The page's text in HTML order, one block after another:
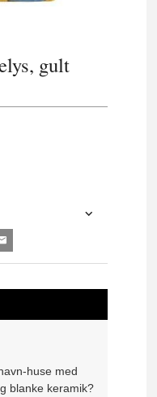
gult
huse med
blanke keramik?